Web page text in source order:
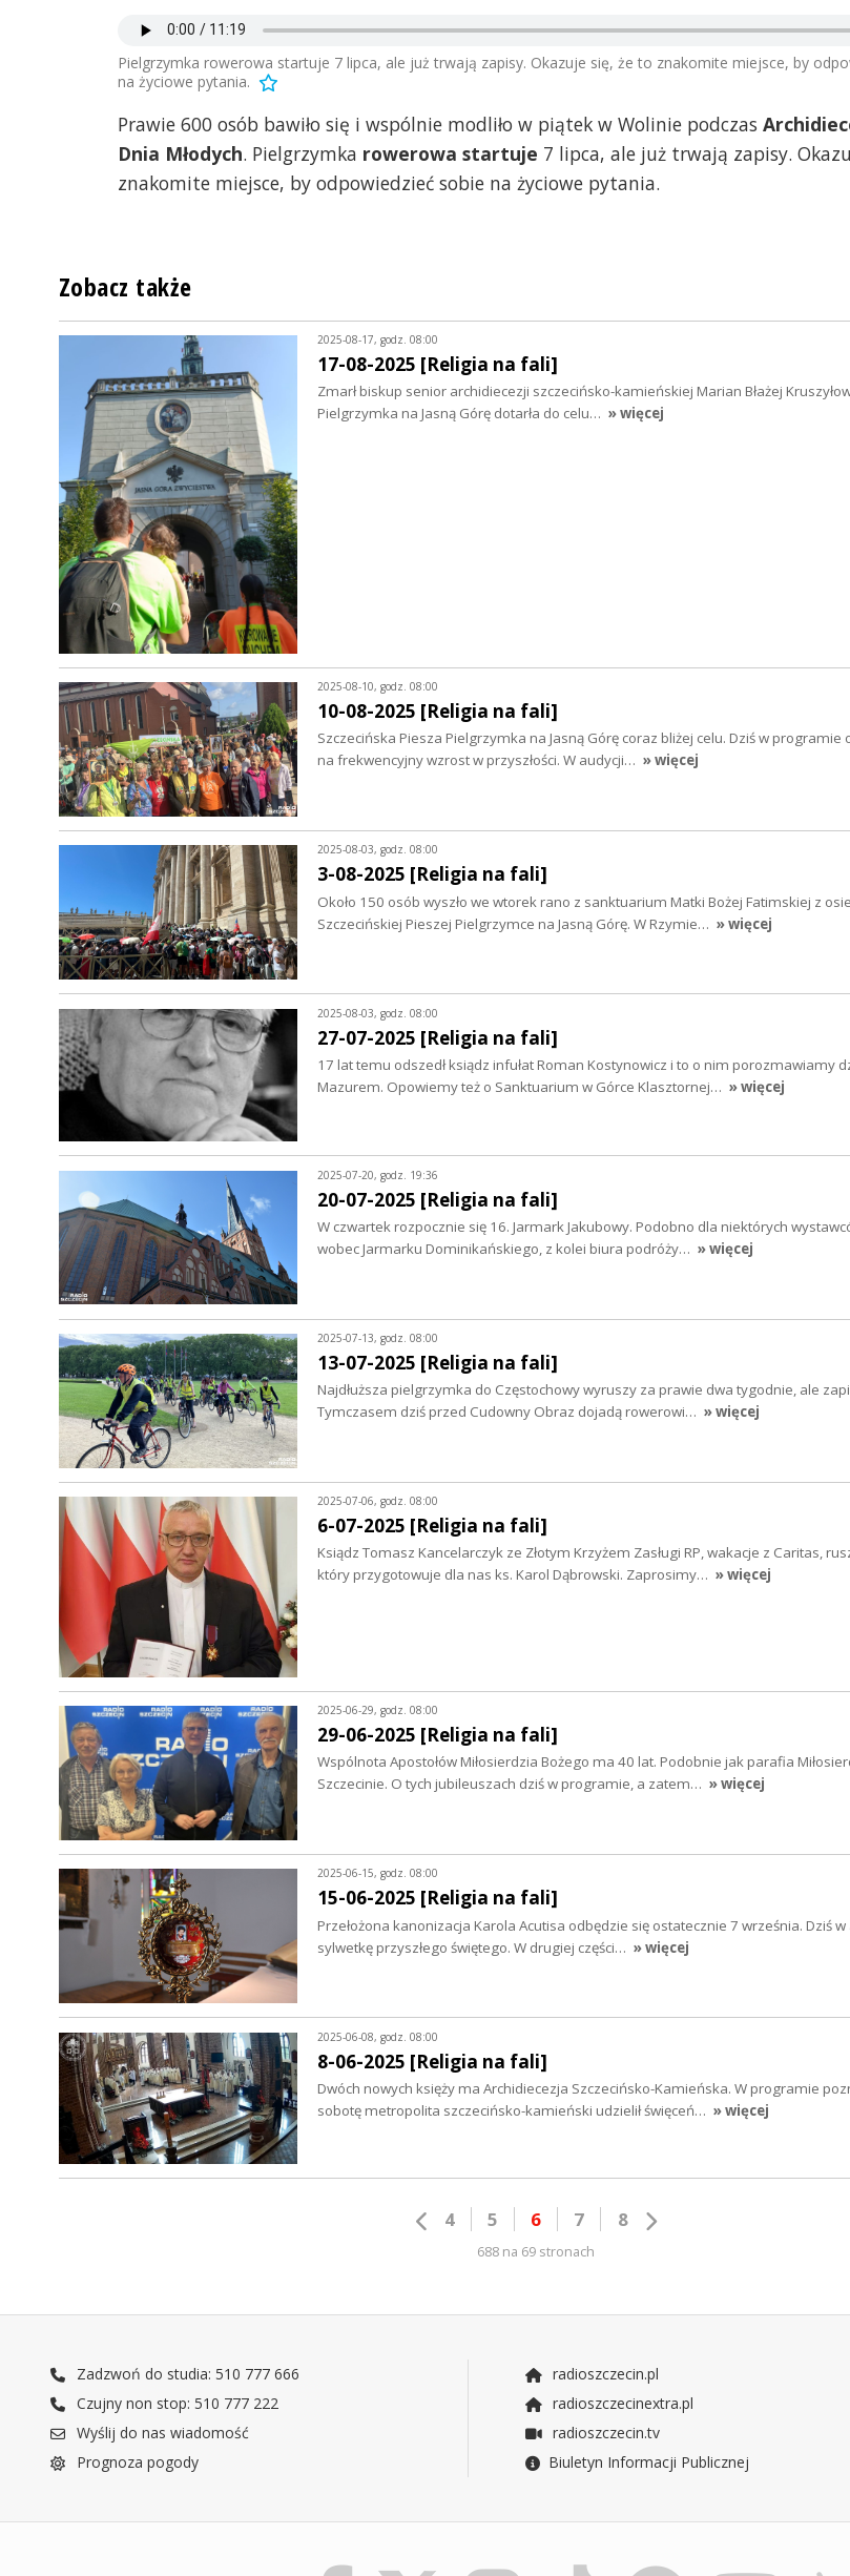
Pielgrzymka rowerowa startuje 7 lipca, ale już trwają zapisy. Okazuje się, że to znakomite miejsce, by
na życiowe pytania.
Prawie 600 osób bawiło się i wspólnie modliło w piątek w Wolinie podczas
Dnia Młodych. Pielgrzymka rowerowa startuje 7 lipca, ale już trwają zapisy.
znakomite miejsce, by odpowiedzieć sobie na życiowe pytania.
Zobacz także
2025-08-17, godz. 08:00
17-08-2025 [Religia na fali]
Zmarł biskup senior archidiecezji szczecińsko-kamieńskiej Marian Błażej
Pielgrzymka na Jasną Górę dotarła do celu… » więcej
2025-08-10, godz. 08:00
10-08-2025 [Religia na fali]
Szczecińska Piesza Pielgrzymka na Jasną Górę coraz bliżej celu. Dziś w programie
na frekwencyjny wzrost w przyszłości. W audycji… » więcej
2025-08-03, godz. 08:00
3-08-2025 [Religia na fali]
Około 150 osób wyszło we wtorek rano z sanktuarium Matki Bożej Fatimskiej z
Szczecińskiej Pieszej Pielgrzymce na Jasną Górę. W Rzymie… » więcej
2025-08-03, godz. 08:00
27-07-2025 [Religia na fali]
17 lat temu odszedł ksiądz infułat Roman Kostynowicz i to o nim porozmawiamy
Mazurem. Opowiemy też o Sanktuarium w Górce Klasztornej… » więcej
2025-07-20, godz. 19:36
20-07-2025 [Religia na fali]
W czwartek rozpocznie się 16. Jarmark Jakubowy. Podobno dla niektórych
wobec Jarmarku Dominikańskiego, z kolei biura podróży… » więcej
2025-07-13, godz. 08:00
13-07-2025 [Religia na fali]
Najdłuższa pielgrzymka do Częstochowy wyruszy za prawie dwa tygodnie, ale
Tymczasem dziś przed Cudowny Obraz dojadą rowerowi… » więcej
2025-07-06, godz. 08:00
6-07-2025 [Religia na fali]
Ksiądz Tomasz Kancelarczyk ze Złotym Krzyżem Zasługi RP, wakacje z Caritas,
który przygotowuje dla nas ks. Karol Dąbrowski. Zaprosimy… » więcej
2025-06-29, godz. 08:00
29-06-2025 [Religia na fali]
Wspólnota Apostołów Miłosierdzia Bożego ma 40 lat. Podobnie jak parafia
Szczecinie. O tych jubileuszach dziś w programie, a zatem… » więcej
2025-06-15, godz. 08:00
15-06-2025 [Religia na fali]
Przełożona kanonizacja Karola Acutisa odbędzie się ostatecznie 7 września. Dziś
sylwetkę przyszłego świętego. W drugiej części… » więcej
2025-06-08, godz. 08:00
8-06-2025 [Religia na fali]
Dwóch nowych księży ma Archidiecezja Szczecińsko-Kamieńska. W programie
sobotę metropolita szczecińsko-kamieński udzielił święceń… » więcej
4 5 6 7 8
688 na 69 stronach
Zadzwoń do studia: 510 777 666
Czujny non stop: 510 777 222
Wyślij do nas wiadomość
Prognoza pogody
radioszczecin.pl
radioszczecinextra.pl
radioszczecin.tv
Biuletyn Informacji Publicznej